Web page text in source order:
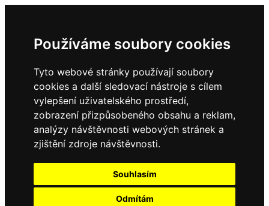
Používáme soubory cookies
Tyto webové stránky používají soubory
cookies a další sledovací nástroje s cílem
vylepšení uživatelského prostředí,
zobrazení přizpůsobeného obsahu a reklam,
analýzy návštěvnosti webových stránek a
zjištění zdroje návštěvnosti.
Souhlasím
Odmítám